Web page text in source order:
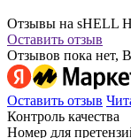
Отзывы на sHELL
Оставить отзыв
Отзывов пока нет,
Оставить отзыв
Контроль качества
Номер для